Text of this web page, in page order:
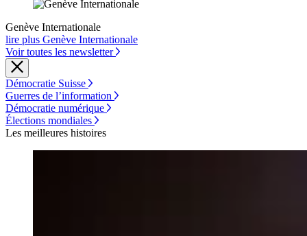
Genève Internationale
lire plus Genève Internationale
Voir toutes les newsletter
Démocratie Suisse
Guerres de l’information
Démocratie numérique
Élections mondiales
Les meilleures histoires